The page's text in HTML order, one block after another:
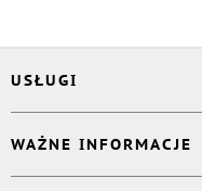
USŁUGI
Korektor
Projektant okładki
WAŻNE INFORMACJE